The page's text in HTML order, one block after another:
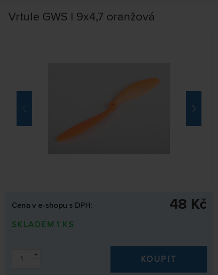
Vrtule GWS I 9x4,7 oranžová
Cena v e-shopu s DPH: 48 Kč
SKLADEM 1 KS
+
-
KOUPIT